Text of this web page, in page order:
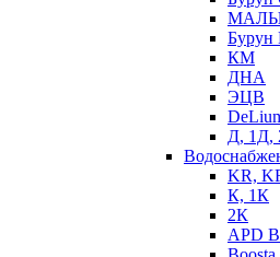
КМ
ДНА
ЭЦВ
Д, 1Д,
KR,
К, 1К
2К
APD